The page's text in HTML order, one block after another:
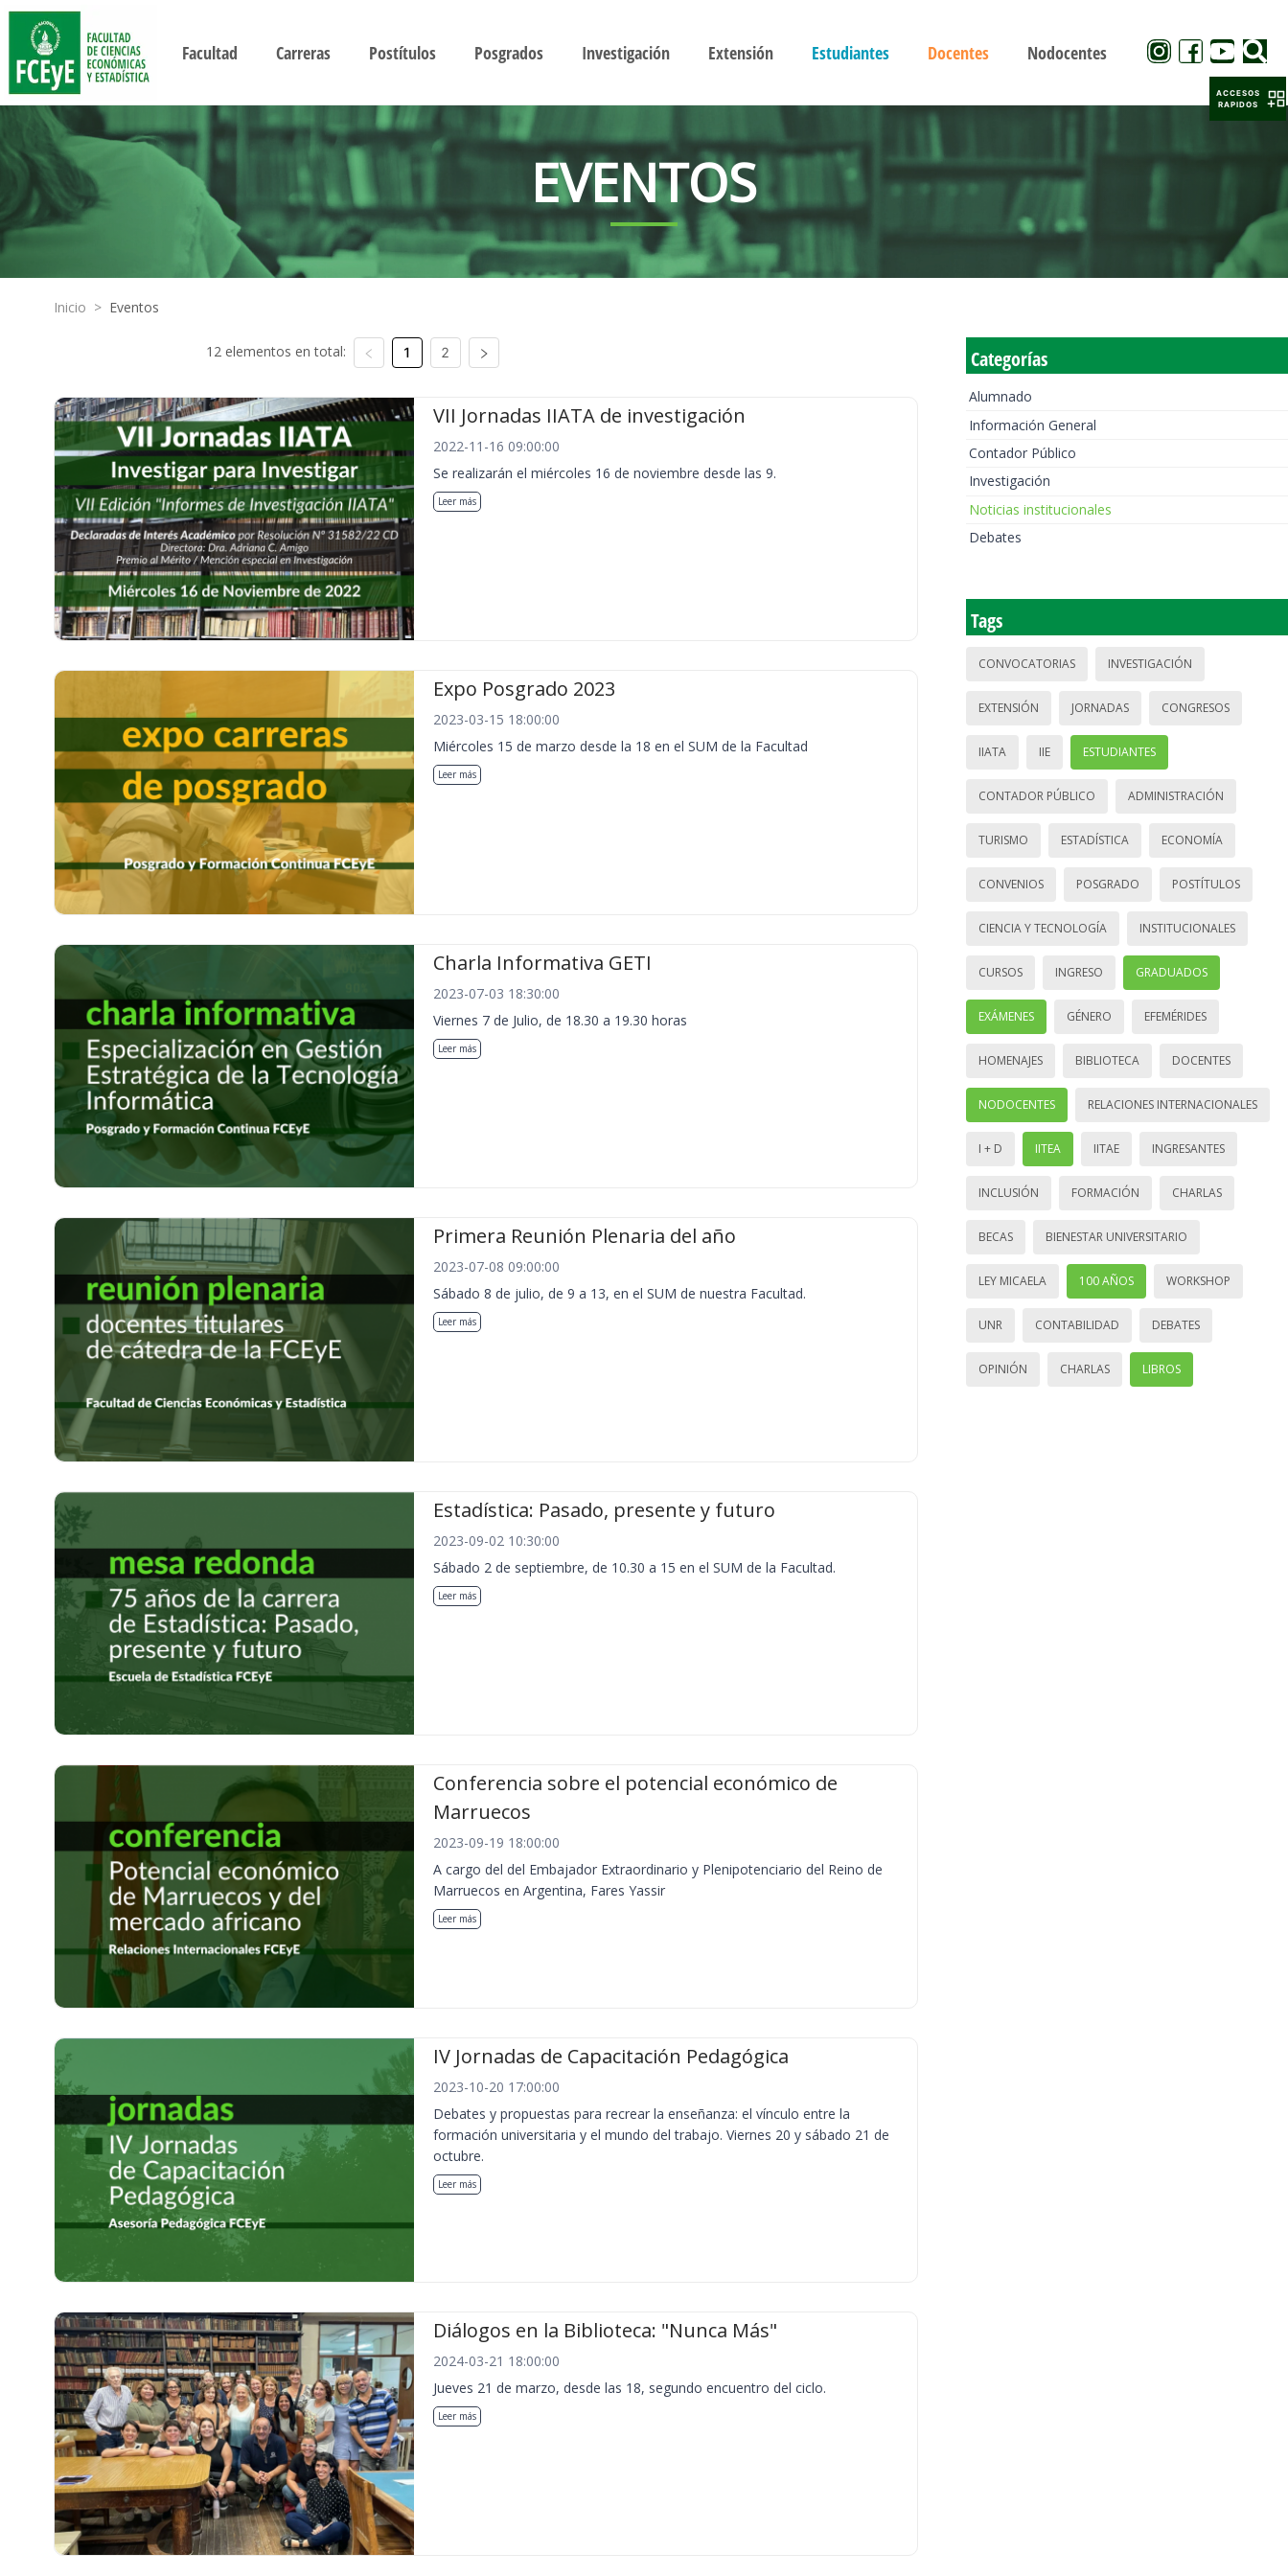
Facultad Carreras Postítulos Posgrados Investigación Extensión Estudiantes Docentes Nodocentes
EVENTOS
Inicio > Eventos
12 elementos en total: 1 2
VII Jornadas IIATA de investigación
2022-11-16 09:00:00
Se realizarán el miércoles 16 de noviembre desde las 9.
Leer más
Expo Posgrado 2023
2023-03-15 18:00:00
Miércoles 15 de marzo desde la 18 en el SUM de la Facultad
Leer más
Charla Informativa GETI
2023-07-03 18:30:00
Viernes 7 de Julio, de 18.30 a 19.30 horas
Leer más
Primera Reunión Plenaria del año
2023-07-08 09:00:00
Sábado 8 de julio, de 9 a 13, en el SUM de nuestra Facultad.
Leer más
Estadística: Pasado, presente y futuro
2023-09-02 10:30:00
Sábado 2 de septiembre, de 10.30 a 15 en el SUM de la Facultad.
Leer más
Conferencia sobre el potencial económico de
Marruecos
2023-09-19 18:00:00
A cargo del del Embajador Extraordinario y Plenipotenciario del Reino de
Marruecos en Argentina, Fares Yassir
Leer más
IV Jornadas de Capacitación Pedagógica
2023-10-20 17:00:00
Debates y propuestas para recrear la enseñanza: el vínculo entre la
formación universitaria y el mundo del trabajo. Viernes 20 y sábado 21 de
octubre.
Leer más
Diálogos en la Biblioteca: "Nunca Más"
2024-03-21 18:00:00
Jueves 21 de marzo, desde las 18, segundo encuentro del ciclo.
Leer más
Categorías
Alumnado
Información General
Contador Público
Investigación
Noticias institucionales
Debates
Tags
CONVOCATORIAS INVESTIGACIÓN
EXTENSIÓN JORNADAS CONGRESOS
IIATA IIE ESTUDIANTES
CONTADOR PÚBLICO ADMINISTRACIÓN
TURISMO ESTADÍSTICA ECONOMÍA
CONVENIOS POSGRADO POSTÍTULOS
CIENCIA Y TECNOLOGÍA INSTITUCIONALES
CURSOS INGRESO GRADUADOS
EXÁMENES GÉNERO EFEMÉRIDES
HOMENAJES BIBLIOTECA DOCENTES
NODOCENTES RELACIONES INTERNACIONALES
I + D IITEA IITAE INGRESANTES
INCLUSIÓN FORMACIÓN CHARLAS
BECAS BIENESTAR UNIVERSITARIO
LEY MICAELA 100 AÑOS WORKSHOP
UNR CONTABILIDAD DEBATES
OPINIÓN CHARLAS LIBROS
ACCESOS
RAPIDOS